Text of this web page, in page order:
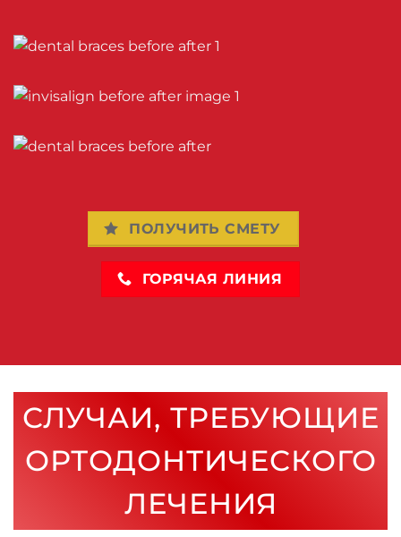
ПОЛУЧИТЬ СМЕТУ
ГОРЯЧАЯ ЛИНИЯ
СЛУЧАИ, ТРЕБУЮЩИЕ
ОРТОДОНТИЧЕСКОГО
ЛЕЧЕНИЯ